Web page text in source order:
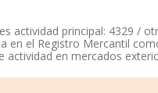
actividad principal: 4329 /
en el Registro Mercantil
actividad en mercados
se encuentra en Calle